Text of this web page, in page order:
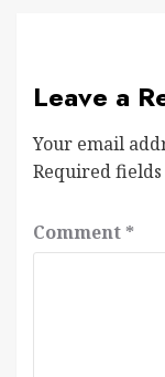
Leave a
Your email
Required
Comment *